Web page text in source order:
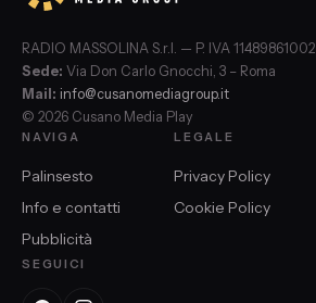
RADIO MASSOLINA S.r.l. — P. IVA 11489861002
Sede: Via Don Carlo Gnocchi, 3 – Roma
Mail: info@cusanomediagroup.it
© 2026 Cusano Media Play
NAVIGA
Palinsesto
Info e contatti
Pubblicità
LEGALE
Privacy Policy
Cookie Policy
SEGUICI